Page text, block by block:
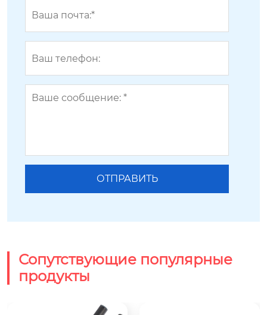
Сопутствующие популярные
продукты